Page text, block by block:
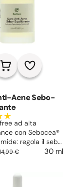
Acne Sebo-
ad alta
con Sebocea®
regola il sebo,
imperfezioni e
€ 30 ml